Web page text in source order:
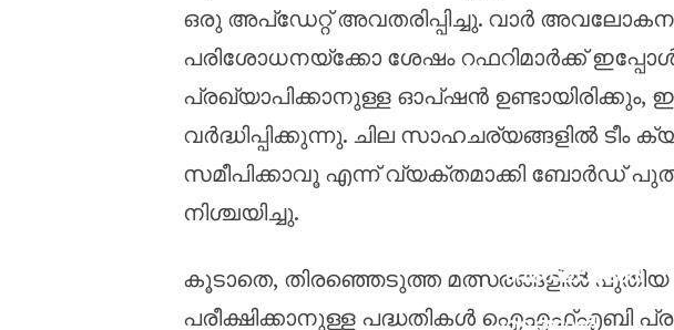
ഒരു അപ്‌ഡേറ്റ് അവതരിപ്പിച്ചു. വാർ
പരിശോധനയ്‌ക്കോ ശേഷം റഫറിമാർക്ക്
പ്രഖ്യാപിക്കാനുള്ള ഓപ്ഷൻ
വർദ്ധിപ്പിക്കുന്നു. ചില സാഹചര്യങ്ങളിൽ ടീം
സമീപിക്കാവൂ എന്ന് വ്യക്തമാക്കി ബോർഡ്
നിശ്ചയിച്ചു.
കൂടാതെ, തിരഞ്ഞെടുത്ത മത്സരങ്ങളിൽ
പരീക്ഷിക്കാനുള്ള പദ്ധതികൾ ഐഎഫ്എബി
ബംഗ്ലാദേശി
ലേക്ക്